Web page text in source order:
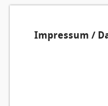
Impressum /